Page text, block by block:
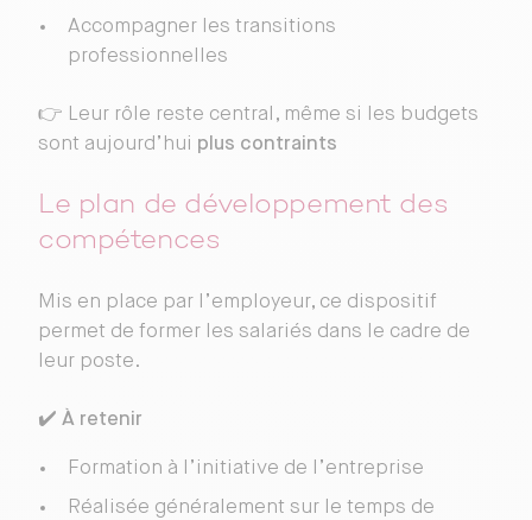
Accompagner les transitions
professionnelles
👉 Leur rôle reste central, même si les budgets
sont aujourd’hui plus contraints
Le plan de développement des
compétences
Mis en place par l’employeur, ce dispositif
permet de former les salariés dans le cadre de
leur poste.
✔️ À retenir
Formation à l’initiative de l’entreprise
Réalisée généralement sur le temps de